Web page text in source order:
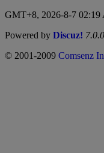
GMT+8, 2026-8-7 02:19
Powered by Discuz! 7.0.0
© 2001-2009 Comsenz